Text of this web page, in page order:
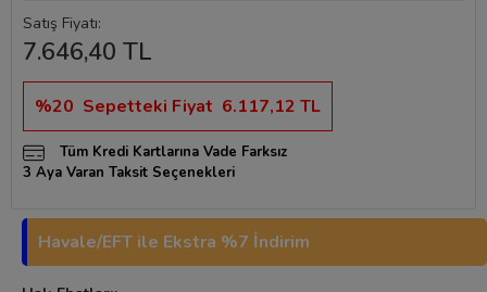
Satış Fiyatı:
7.646,40 TL
%20 Sepetteki Fiyat 6.117,12 TL
Tüm Kredi Kartlarına Vade Farksız
3 Aya Varan Taksit Seçenekleri
Havale/EFT ile Ekstra %7 İndirim